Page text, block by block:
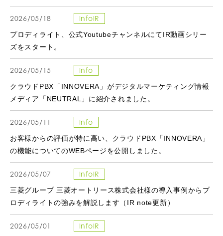
2026/05/18 InfoIR
プロディライト、公式YoutubeチャンネルにてIR動画シリー
ズをスタート。
2026/05/15 Info
クラウドPBX「INNOVERA」がデジタルマーケティング情報
メディア「NEUTRAL」に紹介されました。
2026/05/11 Info
お客様からの評価が特に高い、クラウドPBX「INNOVERA」
の機能についてのWEBページを公開しました。
2026/05/07 InfoIR
三菱グループ 三菱オートリース株式会社様の導入事例からプ
ロディライトの強みを解説します（IR note更新）
2026/05/01 InfoIR